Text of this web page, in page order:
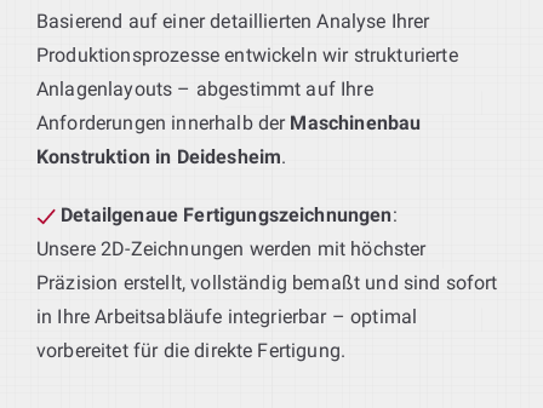
Basierend auf einer detaillierten Analyse Ihrer
Produktionsprozesse entwickeln wir strukturierte
Anlagenlayouts – abgestimmt auf Ihre
Anforderungen innerhalb der Maschinenbau
Konstruktion in Deidesheim.
Detailgenaue Fertigungszeichnungen:
Unsere 2D-Zeichnungen werden mit höchster
Präzision erstellt, vollständig bemaßt und sind sofort
in Ihre Arbeitsabläufe integrierbar – optimal
vorbereitet für die direkte Fertigung.